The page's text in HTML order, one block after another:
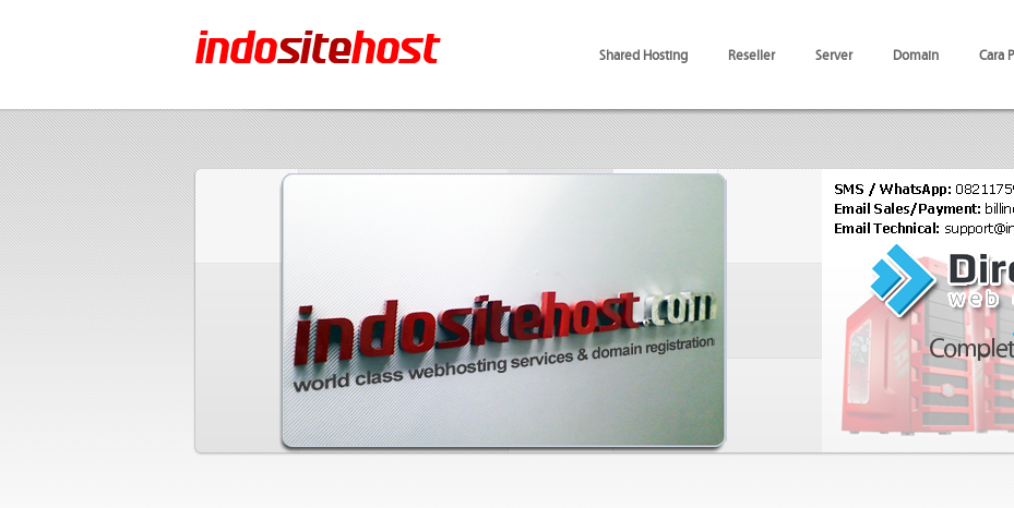
Shared Hosting Reseller Server Domain Cara